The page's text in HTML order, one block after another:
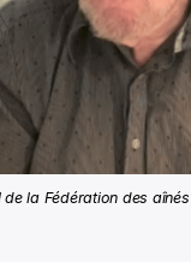
la Fédération des